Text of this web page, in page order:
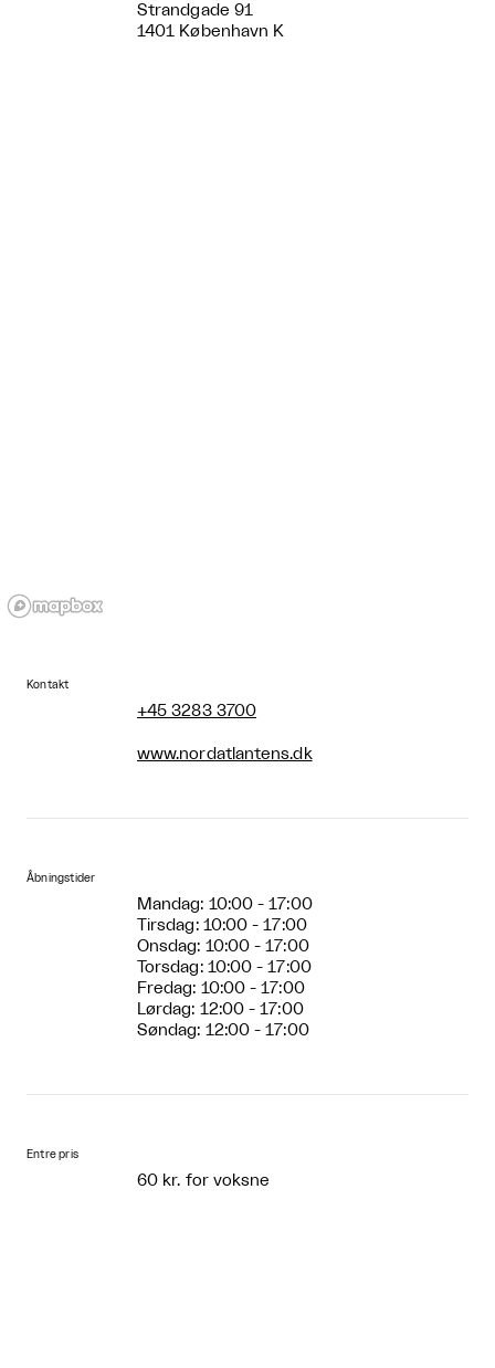
Strandgade 91
1401 København K
Kontakt
+45 3283 3700
www.nordatlantens.dk
Åbningstider
Mandag: 10:00 - 17:00
Tirsdag: 10:00 - 17:00
Onsdag: 10:00 - 17:00
Torsdag: 10:00 - 17:00
Fredag: 10:00 - 17:00
Lørdag: 12:00 - 17:00
Søndag: 12:00 - 17:00
Entre pris
60 kr. for voksne